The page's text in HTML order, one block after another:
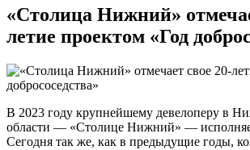
«Столица Нижний»
летие проектом «Год
В 2023 году крупнейшему девелоперу в
области — «Столице Нижний» —
Сегодня так же, как в предыдущие годы,